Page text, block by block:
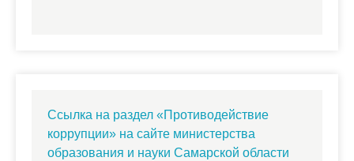
Ссылка на раздел «Противодействие
коррупции» на сайте министерства
образования и науки Самарской области